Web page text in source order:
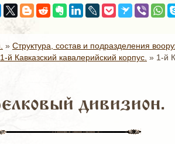
» Структура, состав и подразделения
1-й Кавказский кавалерийский корпус. » 1-й
дивизион.